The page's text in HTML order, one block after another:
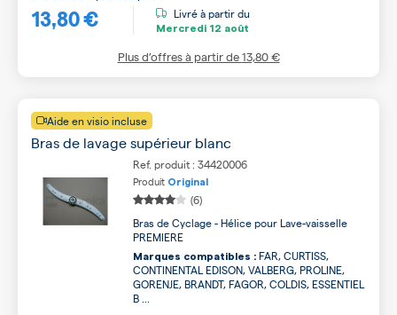
13,80 € Livré à partir du
Mercredi 12 août
Plus d’offres à partir de13,80 €
Aide en visio incluse
Bras de lavage supérieur blanc
Ref. produit : 34420006
Produit Original
(6)
Bras de Cyclage - Hélice pour Lave-vaisselle
PREMIERE
Marques compatibles : FAR, CURTISS,
CONTINENTAL EDISON, VALBERG, PROLINE,
GORENJE, BRANDT, FAGOR, COLDIS, ESSENTIEL
B ...